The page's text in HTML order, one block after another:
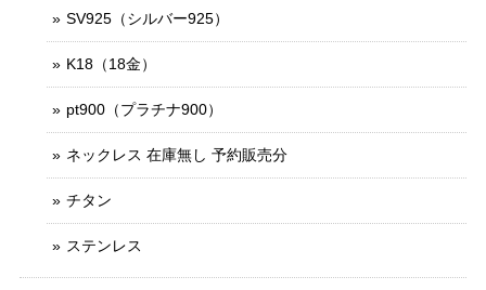
SV925（シルバー925）
K18（18金）
pt900（プラチナ900）
ネックレス 在庫無し 予約販売分
チタン
ステンレス